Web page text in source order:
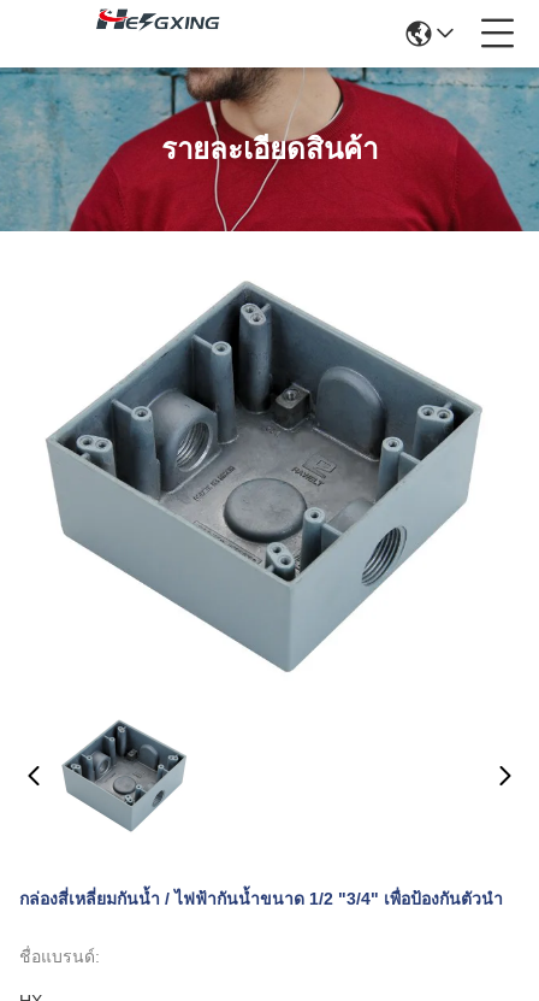
รายละเอียดสินค้า
กล่องสี่เหลี่ยมกันน้ำ / ไฟฟ้ากันน้ำขนาด 1/2 "3/4" เพื่อป้องกันตัวนำ
ชื่อแบรนด์: